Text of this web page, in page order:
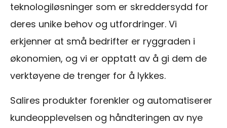
teknologiløsninger som er skreddersydd for
deres unike behov og utfordringer. Vi
erkjenner at små bedrifter er ryggraden i
økonomien, og vi er opptatt av å gi dem de
verktøyene de trenger for å lykkes.
Salires produkter forenkler og automatiserer
kundeopplevelsen og håndteringen av nye